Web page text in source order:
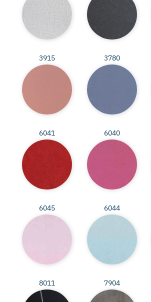
3780
3915
6040
6041
6044
6045
7904
8011